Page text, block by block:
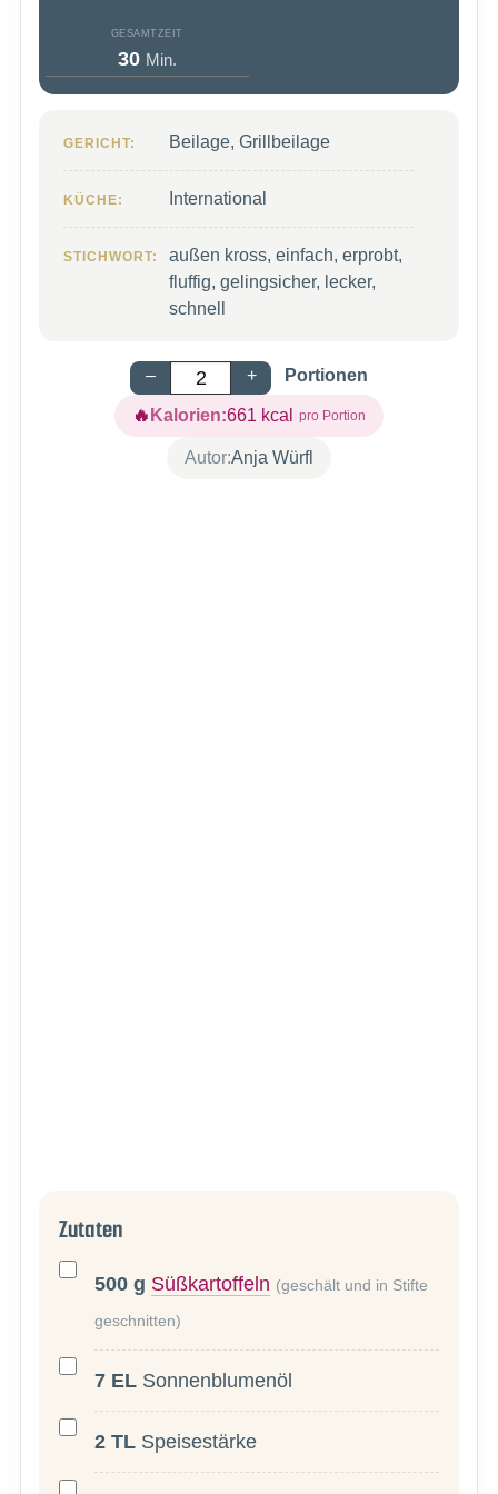
GESAMTZEIT
30Minuten
Min.
GERICHT: Beilage, Grillbeilage
KÜCHE: International
STICHWORT:
außen kross, einfach, erprobt,
fluffig, gelingsicher, lecker,
schnell
– + Portionen
Kalorien:661 kcal
Autor:Anja Würfl
Zutaten
500 g Süßkartoffeln (geschält und in Stifte
geschnitten)
7 EL Sonnenblumenöl
2 TL Speisestärke